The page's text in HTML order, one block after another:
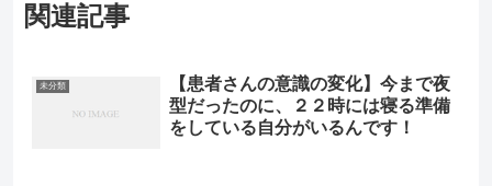
関連記事
未分類
【患者さんの意識の変化】今まで夜
型だったのに、２２時には寝る準備
をしている自分がいるんです！